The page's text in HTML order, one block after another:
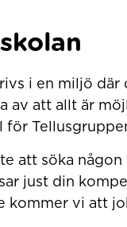
i en miljö där
av att allt är
för
att söka
just din
kommer vi att